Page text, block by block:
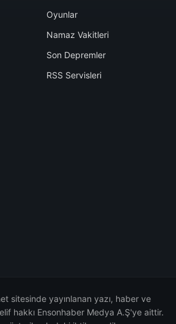
Oyunlar
Namaz Vakitleri
Son Depremler
RSS Servisleri
sitesinde yayınlanan yazı, haber ve
hakkı Ensonhaber Medya A.Ş'ye aittir.